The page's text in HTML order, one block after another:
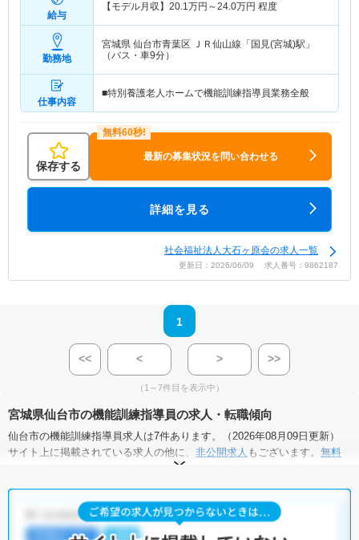
給与
【モデル月収】 20.1万円～24.0万円 程度
勤務地
宮城県 仙台市青葉区 ＪＲ仙山線「国見(宮城)駅」
（バス・車9分）
仕事内容
■特別養護老人ホームで機能訓練指導員業務全般
保存する
最新の募集状況を問い合わせる
詳細を見る
社会福祉法人大石ヶ原会の求人一覧
更新日：2026/06/09 求人番号：9862187
1
<< < > >>
（1～7件目を表示中）
宮城県仙台市の機能訓練指導員の求人・転職傾向
仙台市の機能訓練指導員求人は7件あります。（2026年08月09日更新）
サイト上に掲載されている求人の他に、 非公開求人 もございます。 無料
にお申し込みいただくと、全求人からご希望条件に合
仙台市の機能訓練指導員求人では以下のような条件が人気です。
積極採用中・残業少なめ ・ 未経験OK 正社員(正職員)